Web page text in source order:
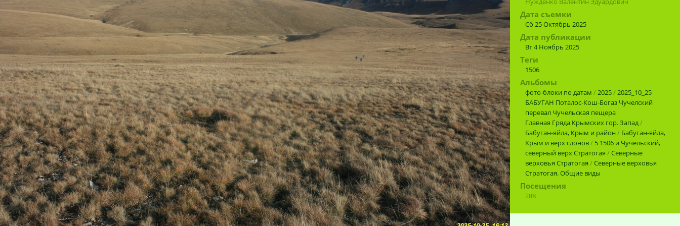
Дата съемки
Сб 25 Октябрь 2025
Дата публикации
Вт 4 Ноябрь 2025
Теги
1506
Альбомы
фото-блоки по датам /2025/2025_10_25
БАБУГАН Поталос-Кош-Богаз Чучелский
перевал Чучельская пещера
Главная Гряда Крымских гор. Запад/
Бабуган-яйла, Крым и район / Бабуган-яйла,
Крым и верх слонов/ 5 1506 и Чучельский,
северный верх Стратогая /Северные
верховья Стратогая /Северные верховья
Стратогая. Общие виды
Посещения
288